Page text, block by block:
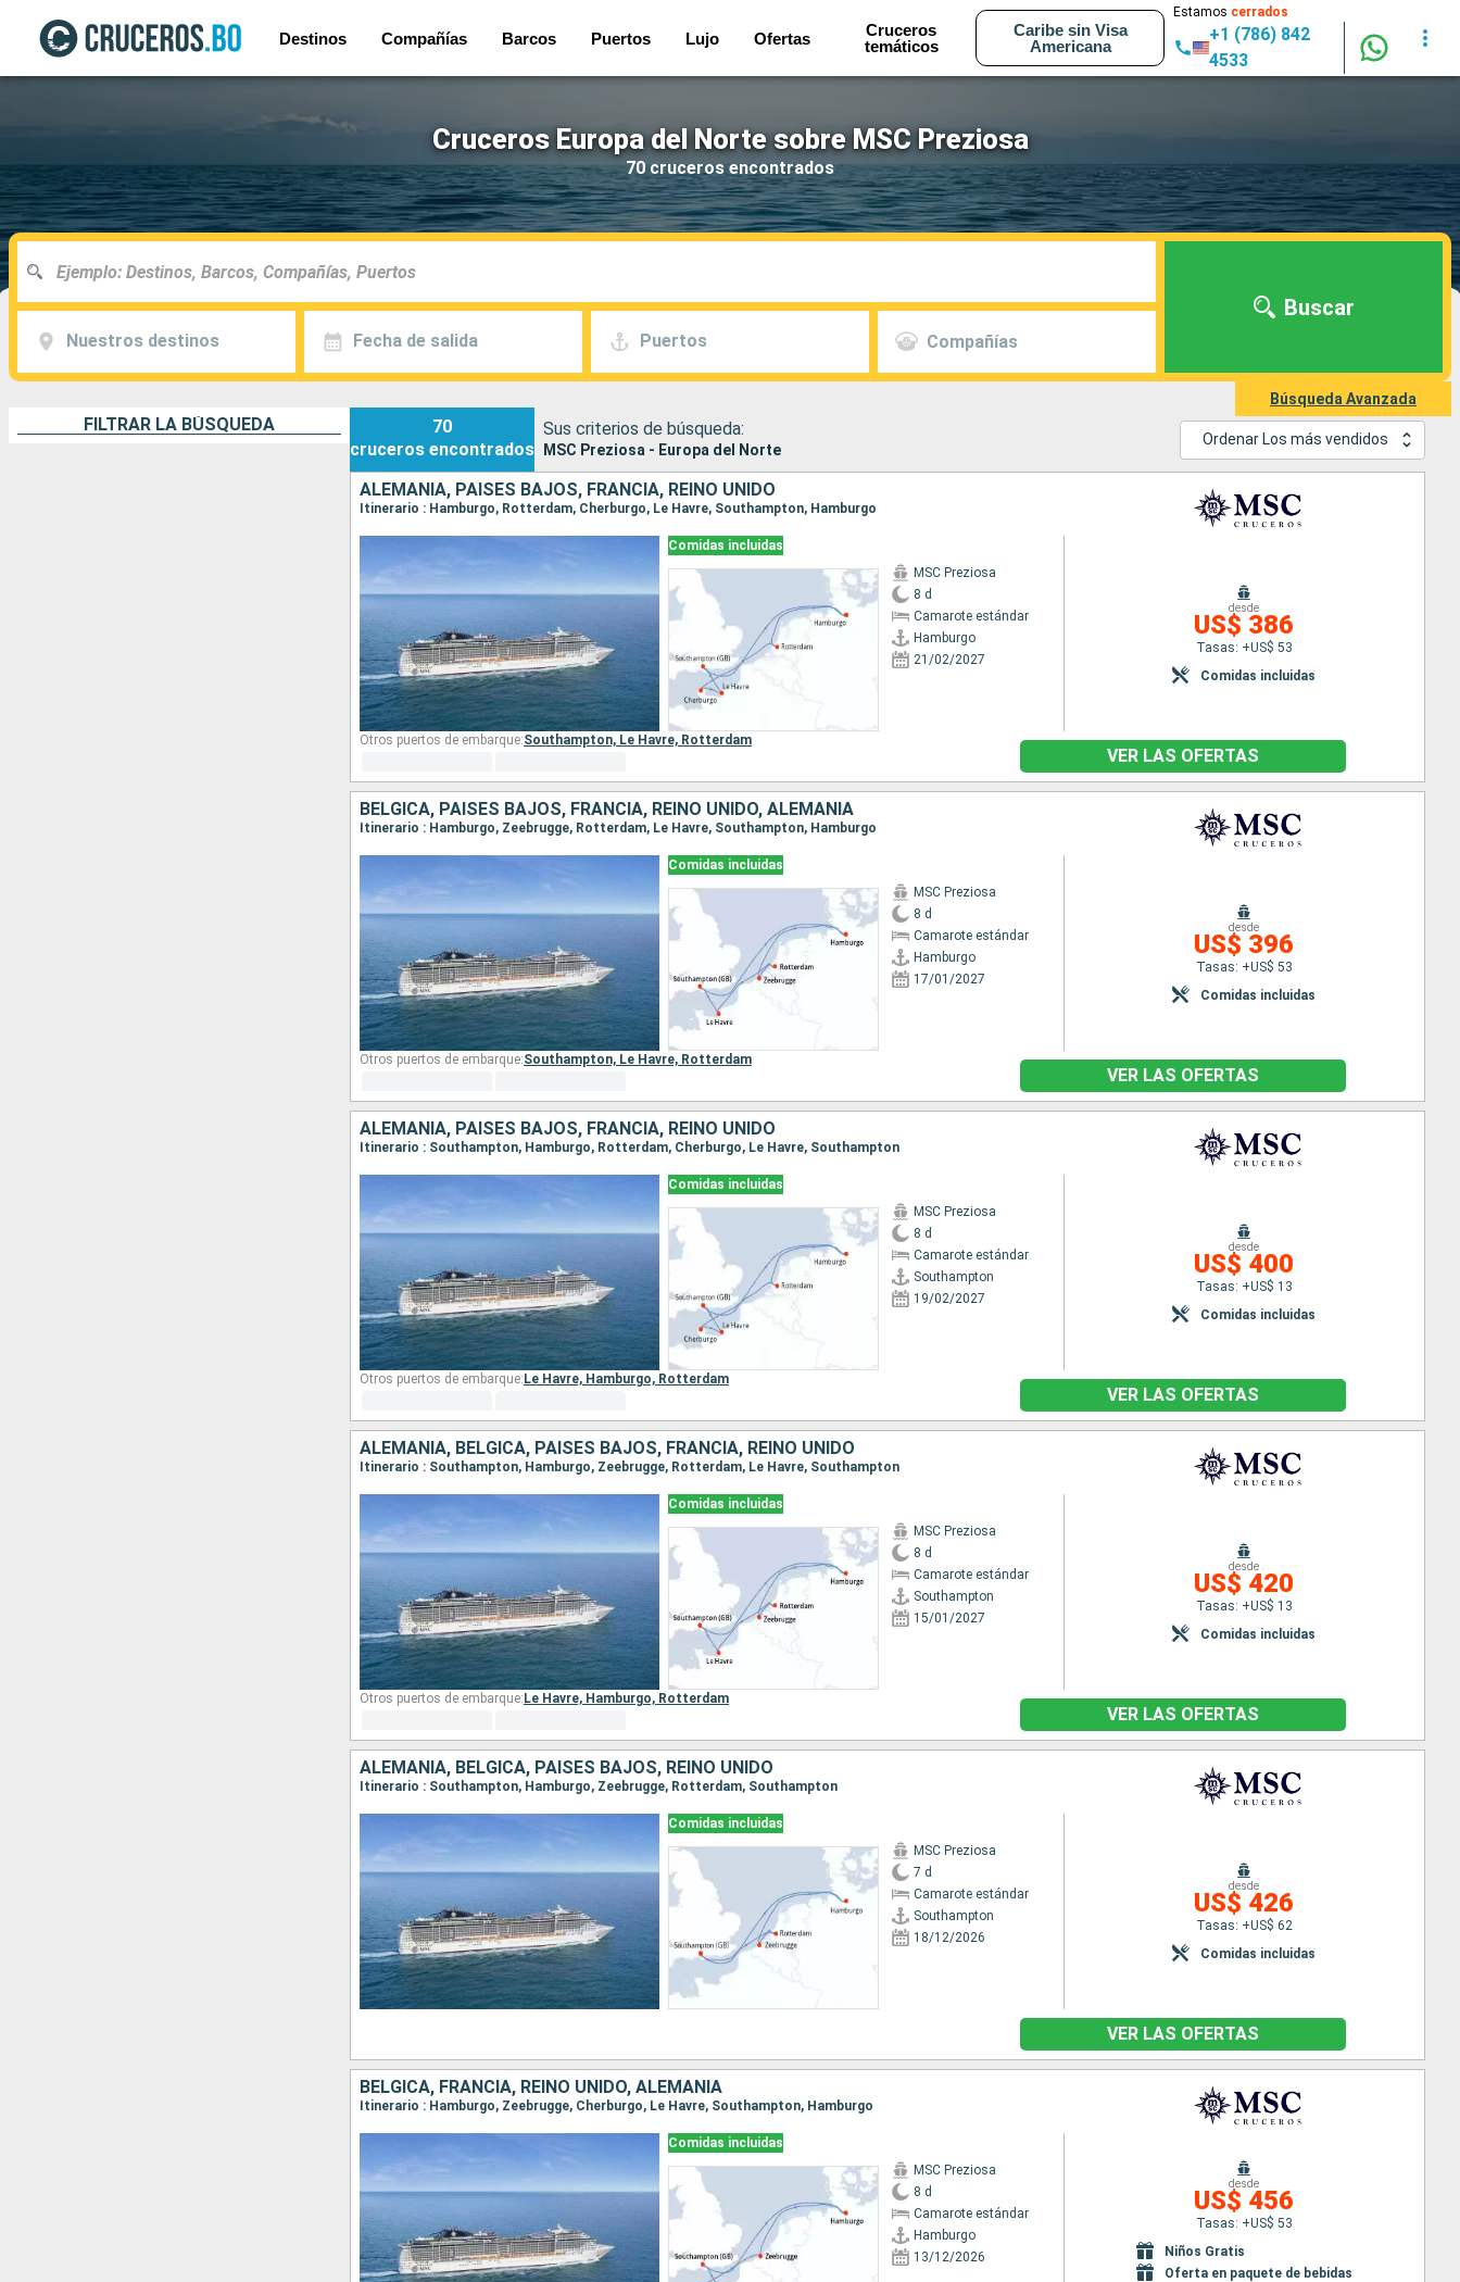
Destinos Compañías Barcos Puertos Lujo Ofertas
Cruceros
temáticos
Caribe sin Visa
Americana
Estamos cerrados
+1 (786) 842
4533
Cruceros Europa del Norte sobre MSC Preziosa
70 cruceros encontrados
Nuestros destinos Fecha de salida Puertos Compañías
Buscar
Búsqueda Avanzada
FILTRAR LA BÚSQUEDA
70
cruceros encontrados
Sus criterios de búsqueda:
MSC Preziosa - Europa del Norte
Ordenar Los más vendidos
ALEMANIA, PAISES BAJOS, FRANCIA, REINO UNIDO
Itinerario : Hamburgo, Rotterdam, Cherburgo, Le Havre, Southampton, Hamburgo
Comidas incluidas
MSC Preziosa
8 d
Camarote estándar
Hamburgo
21/02/2027
desde
US$ 386
Tasas: +US$ 53
Comidas incluidas
Otros puertos de embarque:Southampton, Le Havre, Rotterdam
VER LAS OFERTAS
BÉLGICA, PAISES BAJOS, FRANCIA, REINO UNIDO, ALEMANIA
Itinerario : Hamburgo, Zeebrugge, Rotterdam, Le Havre, Southampton, Hamburgo
Comidas incluidas
MSC Preziosa
8 d
Camarote estándar
Hamburgo
17/01/2027
desde
US$ 396
Tasas: +US$ 53
Comidas incluidas
Otros puertos de embarque:Southampton, Le Havre, Rotterdam
VER LAS OFERTAS
ALEMANIA, PAISES BAJOS, FRANCIA, REINO UNIDO
Itinerario : Southampton, Hamburgo, Rotterdam, Cherburgo, Le Havre, Southampton
Comidas incluidas
MSC Preziosa
8 d
Camarote estándar
Southampton
19/02/2027
desde
US$ 400
Tasas: +US$ 13
Comidas incluidas
Otros puertos de embarque: Le Havre, Hamburgo, Rotterdam
VER LAS OFERTAS
ALEMANIA, BÉLGICA, PAISES BAJOS, FRANCIA, REINO UNIDO
Itinerario : Southampton, Hamburgo, Zeebrugge, Rotterdam, Le Havre, Southampton
Comidas incluidas
MSC Preziosa
8 d
Camarote estándar
Southampton
15/01/2027
desde
US$ 420
Tasas: +US$ 13
Comidas incluidas
Otros puertos de embarque: Le Havre, Hamburgo, Rotterdam
VER LAS OFERTAS
ALEMANIA, BÉLGICA, PAISES BAJOS, REINO UNIDO
Itinerario : Southampton, Hamburgo, Zeebrugge, Rotterdam, Southampton
Comidas incluidas
MSC Preziosa
7 d
Camarote estándar
Southampton
18/12/2026
desde
US$ 426
Tasas: +US$ 62
Comidas incluidas
VER LAS OFERTAS
BÉLGICA, FRANCIA, REINO UNIDO, ALEMANIA
Itinerario : Hamburgo, Zeebrugge, Cherburgo, Le Havre, Southampton, Hamburgo
Comidas incluidas
MSC Preziosa
8 d
Camarote estándar
Hamburgo
13/12/2026
desde
US$ 456
Tasas: +US$ 53
Niños Gratis
Oferta en paquete de bebidas